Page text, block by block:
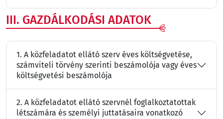
III. GAZDÁLKODÁSI ADATOK
1. A közfeladatot ellátó szerv éves költségvetése,
számviteli törvény szerinti beszámolója vagy éves
költségvetési beszámolója
2. A közfeladatot ellátó szervnél foglalkoztatottak
létszámára és személyi juttatásaira vonatkozó